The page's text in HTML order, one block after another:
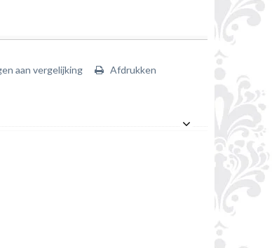
aan vergelijking Afdrukken